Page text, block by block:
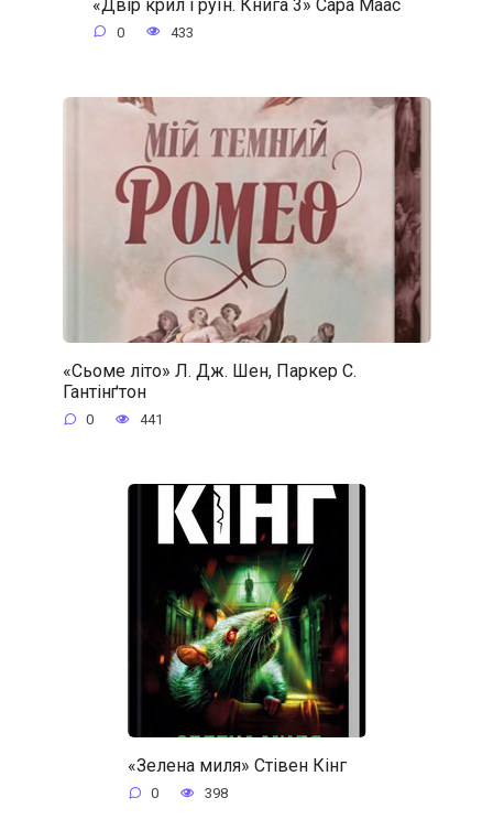
0 433
«Сьоме літо» Л. Дж. Шен, Паркер С.
Гантінґтон
0 441
«Зелена миля» Стівен Кінг
0 398